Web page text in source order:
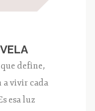
define,
a vivir cada
esa luz